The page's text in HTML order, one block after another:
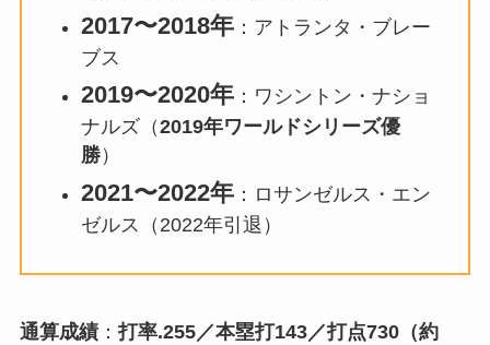
2017〜2018年：アトランタ・ブレー
ブス
2019〜2020年：ワシントン・ナショ
ナルズ（2019年ワールドシリーズ優
勝）
2021〜2022年：ロサンゼルス・エン
ゼルス（2022年引退）
通算成績：打率.255／本塁打143／打点730（約